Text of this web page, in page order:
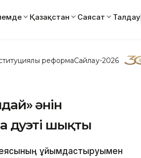
Қазақстан Саясат Талдау
реформаСайлау-2026
әнін
дуэті шықты
ұйымдастыруымен